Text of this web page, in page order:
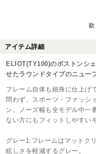
欲
アイテム詳細
ELIOT(TY100)のボストンシ
せたラウンドタイプのニュー
フレーム自体も細身に仕上げ
問わず、スポーツ・ファッシ
ン。ノーズ幅も全モデル中一
ない方にもフィットしやすい
グレー1:フレームはマットク
眩しさを軽減するグレー。